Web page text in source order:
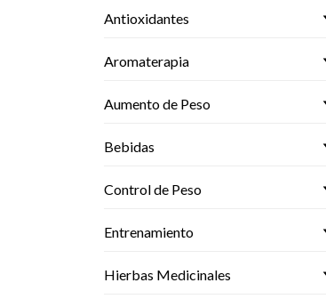
Antioxidantes
Aromaterapia
Aumento de Peso
Bebidas
Control de Peso
Entrenamiento
Hierbas Medicinales